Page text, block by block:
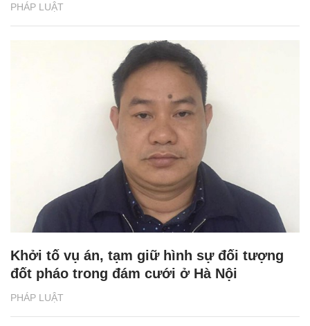
PHÁP LUẬT
PHÁP LUẬT
Khởi tố vụ án, tạm giữ hình sự đối tượng
đốt pháo trong đám cưới ở Hà Nội